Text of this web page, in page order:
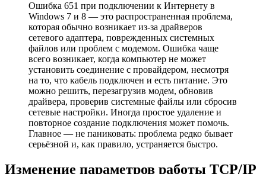
Ошибка 651 при подключении к Интернету в
Windows 7 и 8 — это распространенная проблема,
которая обычно возникает из-за драйверов
сетевого адаптера, поврежденных системных
файлов или проблем с модемом. Ошибка чаще
всего возникает, когда компьютер не может
установить соединение с провайдером, несмотря
на то, что кабель подключен и есть питание. Это
можно решить, перезагрузив модем, обновив
драйвера, проверив системные файлы или сбросив
сетевые настройки. Иногда простое удаление и
повторное создание подключения может помочь.
Главное — не паниковать: проблема редко бывает
серьёзной и, как правило, устраняется быстро.
Изменение параметров работы TCP/IP